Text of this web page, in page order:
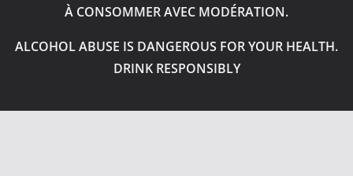
À CONSOMMER AVEC MODÉRATION.
ALCOHOL ABUSE IS DANGEROUS FOR YOUR HEALTH.
DRINK RESPONSIBLY